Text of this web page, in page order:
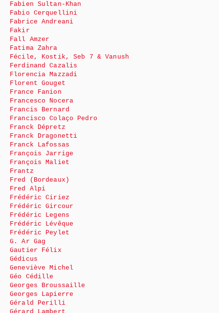
Fabien Sultan-Khan
Fabio Cerquellini
Fabrice Andreani
Fakir
Fall Amzer
Fatima Zahra
Fécile, Kostik, Seb 7 & Vanush
Ferdinand Cazalis
Florencia Mazzadi
Florent Gouget
France Fanion
Francesco Nocera
Francis Bernard
Francisco Colaço Pedro
Franck Dépretz
Franck Dragonetti
Franck Lafossas
François Jarrige
François Maliet
Frantz
Fred (Bordeaux)
Fred Alpi
Frédéric Ciriez
Frédéric Gircour
Frédéric Legens
Frédéric Lévêque
Frédéric Peylet
G. Ar Gag
Gautier Félix
Gédicus
Geneviève Michel
Géo Cédille
Georges Broussaille
Georges Lapierre
Gérald Perilli